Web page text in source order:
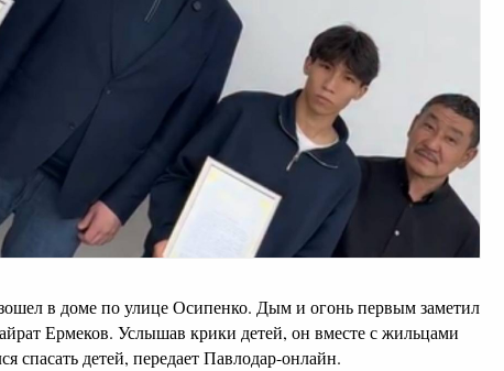
в доме по улице Осипенко. Дым и огонь первым заметил
Ермеков. Услышав крики детей, он вместе с жильцами
спасать детей, передает Павлодар-онлайн.